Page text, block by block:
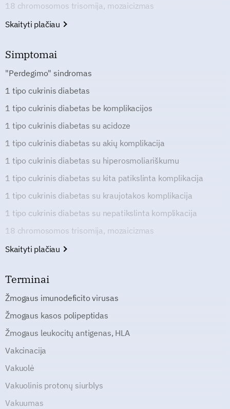
18 chromosomos trisomija, mozaicizmas
Skaityti plačiau
Simptomai
"Perdegimo" sindromas
1 tipo cukrinis diabetas
1 tipo cukrinis diabetas be komplikacijos
1 tipo cukrinis diabetas su acidoze
1 tipo cukrinis diabetas su akių komplikacija
1 tipo cukrinis diabetas su hiperosmoliariškumu
1 tipo cukrinis diabetas su kita patikslinta komplikacija
1 tipo cukrinis diabetas su kraujotakos komplikacija
1 tipo cukrinis diabetas su nepatikslinta komplikacija
18 chromosomos trisomija, mozaicizmas
Skaityti plačiau
Terminai
Žmogaus imunodeficito virusas
Žmogaus kasos polipeptidas
Žmogaus leukocitų antigenas, HLA
Vakcinacija
Vakuolė
Vakuolinis protonų siurblys
Vakuumas